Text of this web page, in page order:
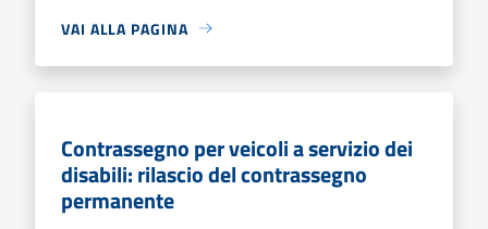
VAI ALLA PAGINA
Contrassegno per veicoli a servizio dei
disabili: rilascio del contrassegno
permanente